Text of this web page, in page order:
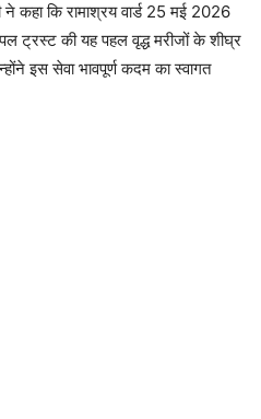
कहा कि रामाश्रय वार्ड 25 मई 2026
ट्रस्ट की यह पहल वृद्ध मरीजों के शीघ्र
इस सेवा भावपूर्ण कदम का स्वागत